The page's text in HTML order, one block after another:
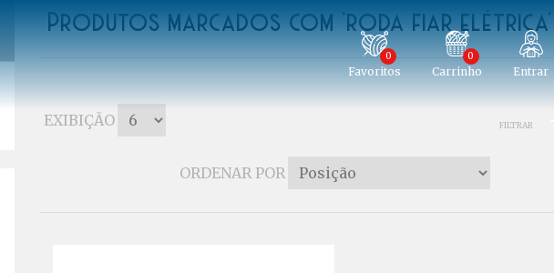
Favoritos
0
Carrinho
0
Entrar
Produtos marcados com 'roda fiar elétrica'
FILTRAR
EXIBIÇÃO
ORDENAR POR